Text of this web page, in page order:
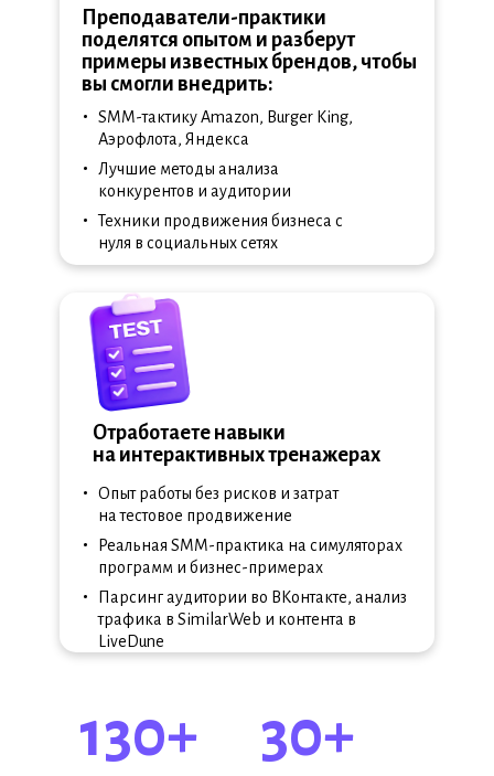
Преподаватели-практики
поделятся опытом и разберут
примеры известных брендов, чтобы
вы смогли внедрить:
SMM-тактику Amazon, Burger King,
Аэрофлота, Яндекса
Лучшие методы анализа
конкурентов и аудитории
Техники продвижения бизнеса с
нуля в социальных сетях
•
•
•
Отработаете навыки
на интерактивных тренажерах
Опыт работы без рисков и затрат
на тестовое продвижение
Реальная SMM-практика на симуляторах
программ и бизнес-примерах
Парсинг аудитории во ВКонтакте, анализ
трафика в SimilarWeb и контента в
LiveDune
•
•
•
130+ 30+